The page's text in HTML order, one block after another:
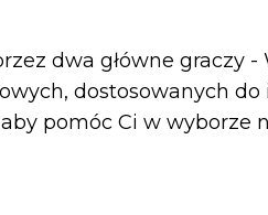
dwa główne graczy
dostosowanych
pomóc Ci w wyborze